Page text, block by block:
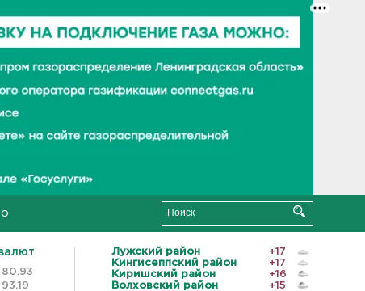
80.93
93.19
Лужский район
+17
Кингисеппский район
+17
Киришский район
+16
Волховский район
+15